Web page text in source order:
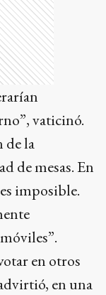
vaticinó.
de la
de mesas. En
imposible.
en otros
en una